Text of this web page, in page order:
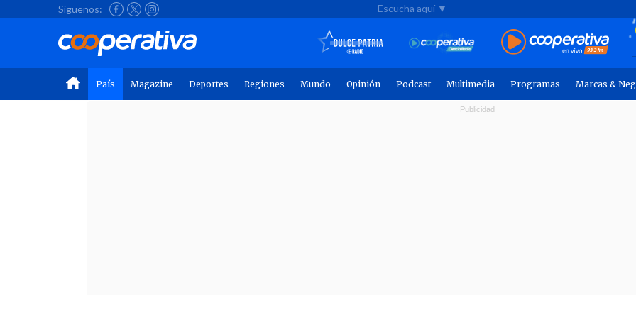
Síguenos: Escucha aquí ▼
País Magazine Deportes Regiones Mundo Opinión Podcast Multimedia Programas Marcas &